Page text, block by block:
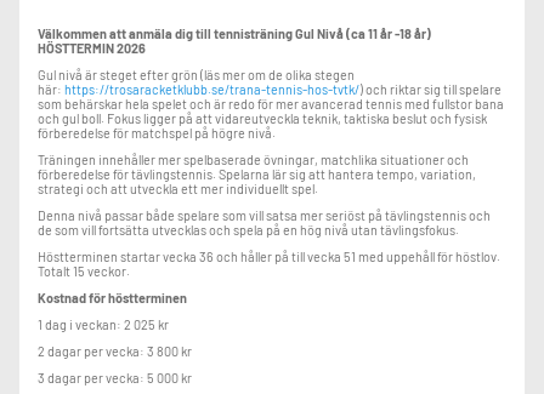
Välkommen att anmäla dig till tennisträning Gul Nivå (ca 11 år -18 år)
HÖSTTERMIN 2026
Gul nivå är steget efter grön (läs mer om de olika stegen
här: https://trosaracketklubb.se/trana-tennis-hos-tvtk/) och riktar sig till spelare
som behärskar hela spelet och är redo för mer avancerad tennis med fullstor bana
och gul boll. Fokus ligger på att vidareutveckla teknik, taktiska beslut och fysisk
förberedelse för matchspel på högre nivå.
Träningen innehåller mer spelbaserade övningar, matchlika situationer och
förberedelse för tävlingstennis. Spelarna lär sig att hantera tempo, variation,
strategi och att utveckla ett mer individuellt spel.
Denna nivå passar både spelare som vill satsa mer seriöst på tävlingstennis och
de som vill fortsätta utvecklas och spela på en hög nivå utan tävlingsfokus.
Höstterminen startar vecka 36 och håller på till vecka 51 med uppehåll för höstlov.
Totalt 15 veckor.
Kostnad för höstterminen
1 dag i veckan: 2 025 kr
2 dagar per vecka: 3 800 kr
3 dagar per vecka: 5 000 kr